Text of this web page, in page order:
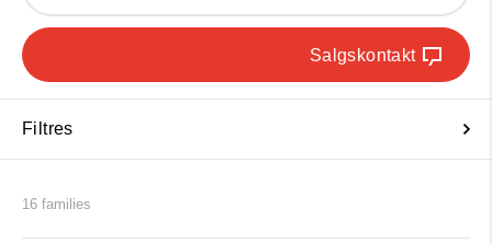
Salgskontakt
Filtres
16 families